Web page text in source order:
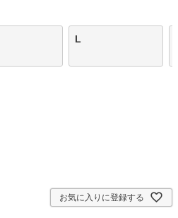
L
お気に入りに登録する